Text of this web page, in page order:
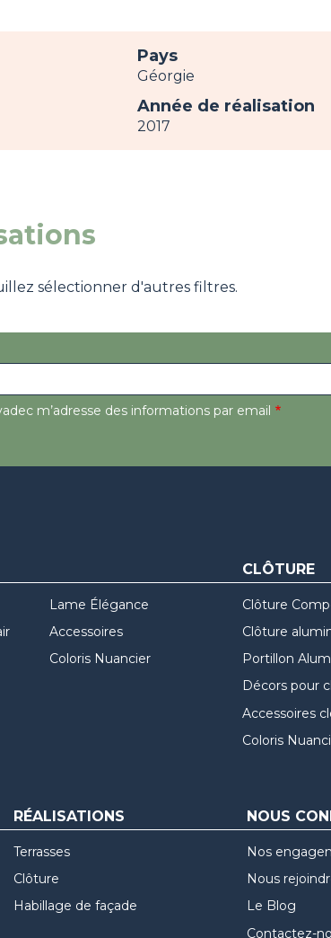
Pays
Géorgie
Année de réalisation
2017
sélectionner d'autres filtres.
m’adresse des informations par email
Lame Élégance
Accessoires
Coloris Nuancier
CLÔTURE
Clôture
Clôture
Portillon
Décors pour
Accessoires
Coloris
RÉALISATIONS
Terrasses
Clôture
Habillage de façade
NOUS
Nos
Nous
Le Blog
Contactez-